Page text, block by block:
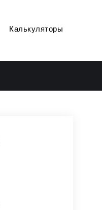
Калькуляторы